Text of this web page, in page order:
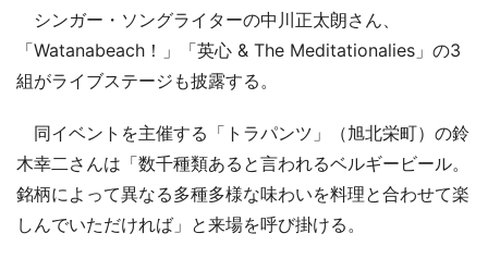
シンガー・ソングライターの中川正太朗さん、
「Watanabeach！」「英心 & The Meditationalies」の3
組がライブステージも披露する。
同イベントを主催する「トラパンツ」（旭北栄町）の鈴
木幸二さんは「数千種類あると言われるベルギービール。
銘柄によって異なる多種多様な味わいを料理と合わせて楽
しんでいただければ」と来場を呼び掛ける。